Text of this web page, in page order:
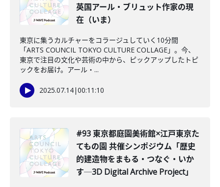
英国アール・ブリュット作家の現
在（いま）
東京に集うカルチャーをコラージュしていく10分間
「ARTS COUNCIL TOKYO CULTURE COLLAGE」。今、
東京で注目の文化や芸術の中から、ピックアップしたトピ
ックをお届け。アール・...
2025.07.14|00:11:10
#93 東京都庭園美術館×江戸東京た
てもの園 共催シンポジウム「歴史
的建造物をまもる・つなぐ・いか
す─3D Digital Archive Project」